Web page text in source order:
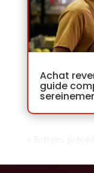
Achat
guide